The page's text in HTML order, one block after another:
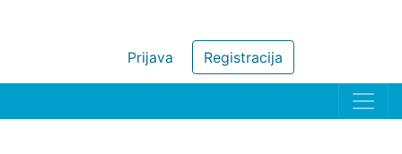
Registracija
Prijava